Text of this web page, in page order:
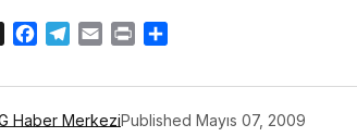
X Facebook
Telegram
Email Print
Haber MerkeziPublished Mayıs 07, 2009